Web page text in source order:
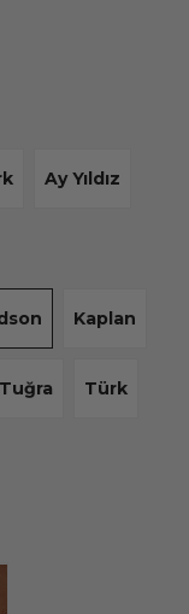
Ay Yıldız
Kaplan
Tuğra Türk